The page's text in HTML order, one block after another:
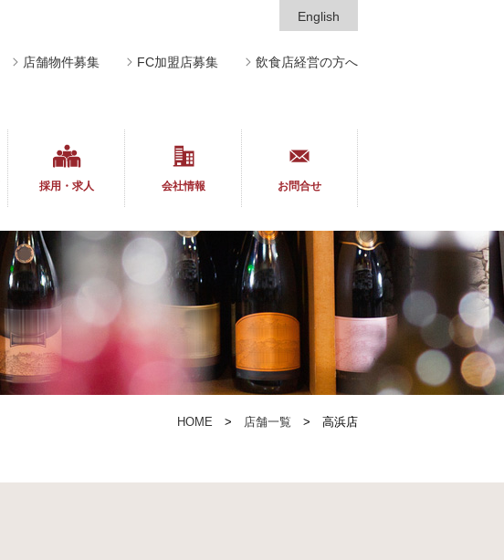
English
店舗物件募集 FC加盟店募集 飲食店経営の方へ
採用・求人 会社情報 お問合せ
HOME 店舗一覧 高浜店